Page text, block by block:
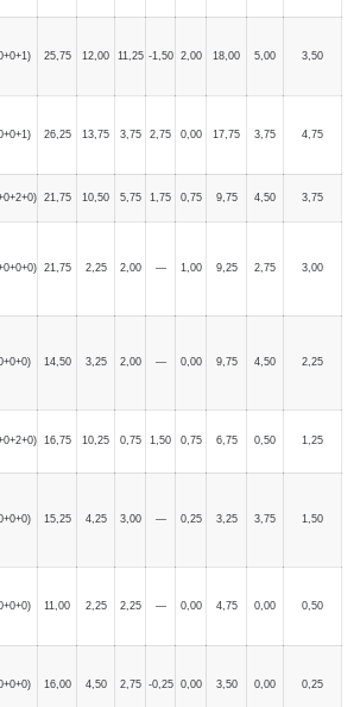
25,75 12,00 11,25 -1,50 2,00 18,00 5,00 3,50
26,25 13,75 3,75 2,75 0,00 17,75 3,75 4,75
21,75 10,50 5,75 1,75 0,75 9,75 4,50 3,75
21,75 2,25 2,00 — 1,00 9,25 2,75 3,00
14,50 3,25 2,00 — 0,00 9,75 4,50 2,25
16,75 10,25 0,75 1,50 0,75 6,75 0,50 1,25
15,25 4,25 3,00 — 0,25 3,25 3,75 1,50
11,00 2,25 2,25 — 0,00 4,75 0,00 0,50
16,00 4,50 2,75 -0,25 0,00 3,50 0,00 0,25